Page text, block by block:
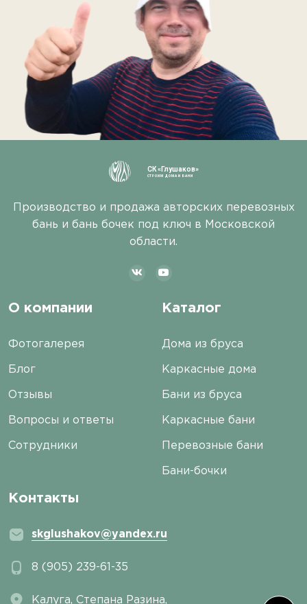
СК «Глушаков»
СТРОИМ ДОМА И БАНИ
Производство и продажа авторских перевозных
бань и бань бочек под ключ в Московской
области.
О компании
Фотогалерея
Блог
Отзывы
Вопросы и ответы
Сотрудники
Каталог
Дома из бруса
Каркасные дома
Бани из бруса
Каркасные бани
Перевозные бани
Бани-бочки
Контакты
skglushakov@yandex.ru
8 (905) 239-61-35
Калуга, ​Степана Разина,